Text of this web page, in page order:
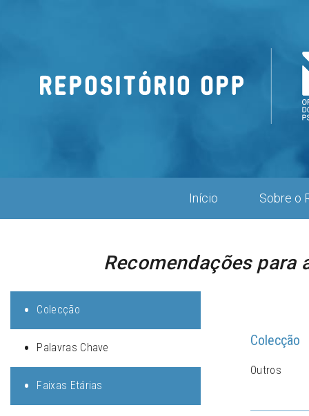
Início Sobre o
Recomendações para
Colecção
Palavras Chave
Faixas Etárias
Colecção
Outros